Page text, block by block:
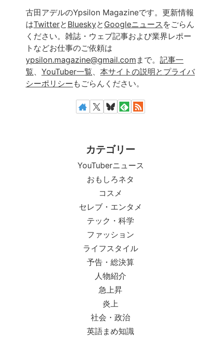
古田アデルのYpsilon Magazineです。更新情報
はTwitterと Blueskyと Googleニュース をごらん
ください。雑誌・ウェブ記事および業界レポー
トなどお仕事のご依頼は
ypsilon.magazine@gmail.com まで。 記事一
覧、 YouTuber一覧、 本サイトの説明とプライバ
シーポリシー もごらんください。
カテゴリー
YouTuberニュース
おもしろネタ
コスメ
セレブ・エンタメ
テック・科学
ファッション
ライフスタイル
予告・総決算
人物紹介
急上昇
炎上
社会・政治
英語まめ知識